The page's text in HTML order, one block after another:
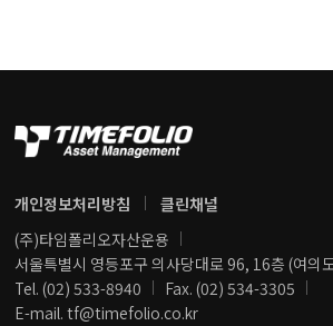
개인정보처리방침
클린채널
(주)타임폴리오자산운용
서울특별시 영등포구 의사당대로 96, 16층 (여
Tel. (02) 533-8940
Fax. (02) 534-3305
E-mail. tf@timefolio.co.kr